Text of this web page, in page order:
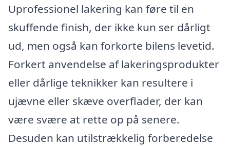
Uprofessionel lakering kan føre til en
skuffende finish, der ikke kun ser dårligt
ud, men også kan forkorte bilens levetid.
Forkert anvendelse af lakeringsprodukter
eller dårlige teknikker kan resultere i
ujævne eller skæve overflader, der kan
være svære at rette op på senere.
Desuden kan utilstrækkelig forberedelse